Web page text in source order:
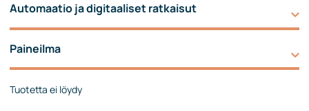
Automaatio ja digitaaliset ratkaisut
Paineilma
Tuotetta ei löydy